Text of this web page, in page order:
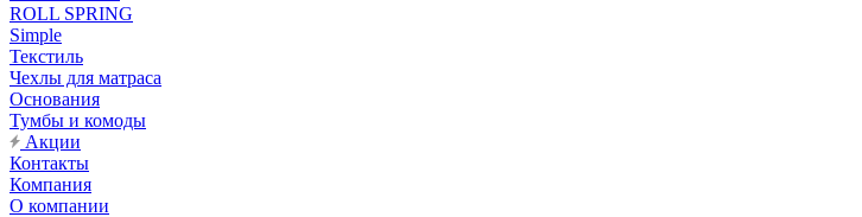
ROLL SPRING
Simple
Текстиль
Чехлы для матраса
Основания
Тумбы и комоды
Акции
Контакты
Компания
О компании